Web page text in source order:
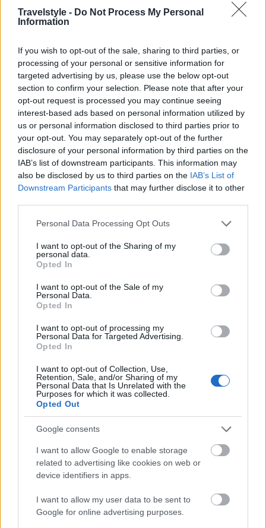
Travelstyle - Do Not Process My Personal
Information
If you wish to opt-out of the sale, sharing to third parties, or
processing of your personal or sensitive information for
targeted advertising by us, please use the below opt-out
section to confirm your selection. Please note that after your
opt-out request is processed you may continue seeing
interest-based ads based on personal information utilized by
us or personal information disclosed to third parties prior to
your opt-out. You may separately opt-out of the further
disclosure of your personal information by third parties on the
IAB’s list of downstream participants. This information may
also be disclosed by us to third parties on the IAB’s List of
Downstream Participants that may further disclose it to other
Please note that this website/app uses one or more Google
not limited to your visit or usage behaviour. You may click to
grant or deny consent to Google and its third-party tags to
use your data for below specified purposes in below Google
consent section.
Personal Data Processing Opt Outs
I want to opt-out of the Sharing of my
personal data.
Opted In
I want to opt-out of the Sale of my
Personal Data.
Opted In
I want to opt-out of processing my
Personal Data for Targeted Advertising.
Opted In
I want to opt-out of Collection, Use,
Retention, Sale, and/or Sharing of my
Personal Data that Is Unrelated with the
Purposes for which it was collected.
Opted Out
Google consents
I want to allow Google to enable storage
related to advertising like cookies on web or
device identifiers in apps.
I want to allow my user data to be sent to
Google for online advertising purposes.
μήνυμα του, έγραψε:“Ο κλάδος δεν έχει άλλη
της αποκαλούμενης προσέγγισης «κοινής λογικής»
από την κυβέρνηση για την υλοποίηση πιο
σκληρών περιορισμών στη βόρεια Αγγλία”
Lockdown στο Λίβερπουλ
Το Λίβερπουλ θα συμπεριληφθεί στο «τρίτο
επίπεδο» των πιο αυστηρών νέων μέτρων κατά της
εξάπλωσης της COVID-19, που αναμένεται να
εξαγγελθούν στη Βρετανία, όπως ανακοίνωσαν οι
υπεύθυνοι των τοπικών αρχών της πόλης, έπειτα
από συζητήσεις με τη βρετανική κυβέρνηση.
περαιτέρω μέτρων, αλλά και το κλείσιμο
οι υπεύθυνοι των τοπικών αρχών,
συμπεριλαμβανομένου και του δημάρχου Στιβ
Ρόδεραμ, σε κοινή ανακοίνωσή τους.